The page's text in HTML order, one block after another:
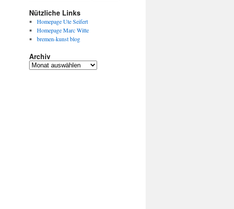
Nützliche Links
Homepage Ute Seifert
Homepage Marc Witte
bremen-kunst blog
Archiv
Archiv